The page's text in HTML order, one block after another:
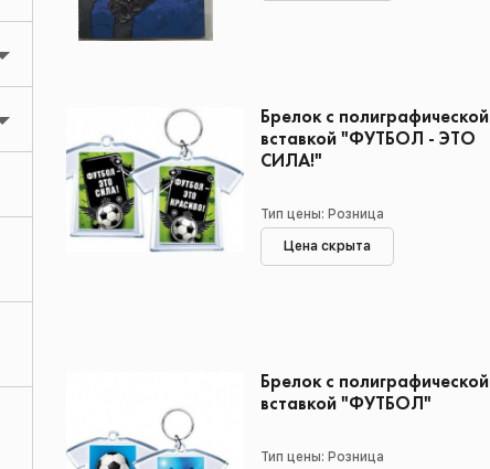
Брелок с полиграфической
вставкой "ФУТБОЛ - ЭТО
СИЛА!"
Тип цены: Розница
Цена скрыта
Брелок с полиграфической
вставкой "ФУТБОЛ"
Тип цены: Розница